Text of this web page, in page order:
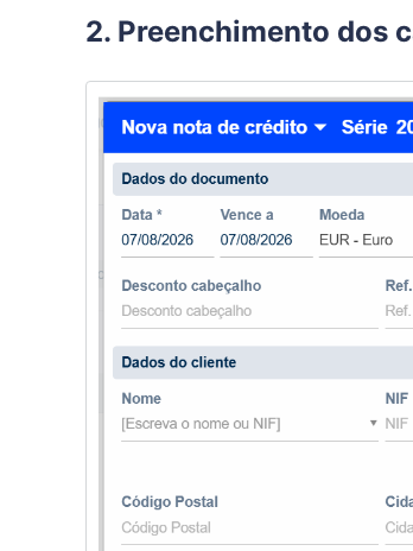
2. Preenchimento dos